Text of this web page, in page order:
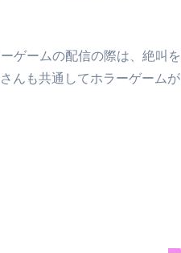
ゲームの配信の際は、絶叫を
んも共通してホラーゲームが